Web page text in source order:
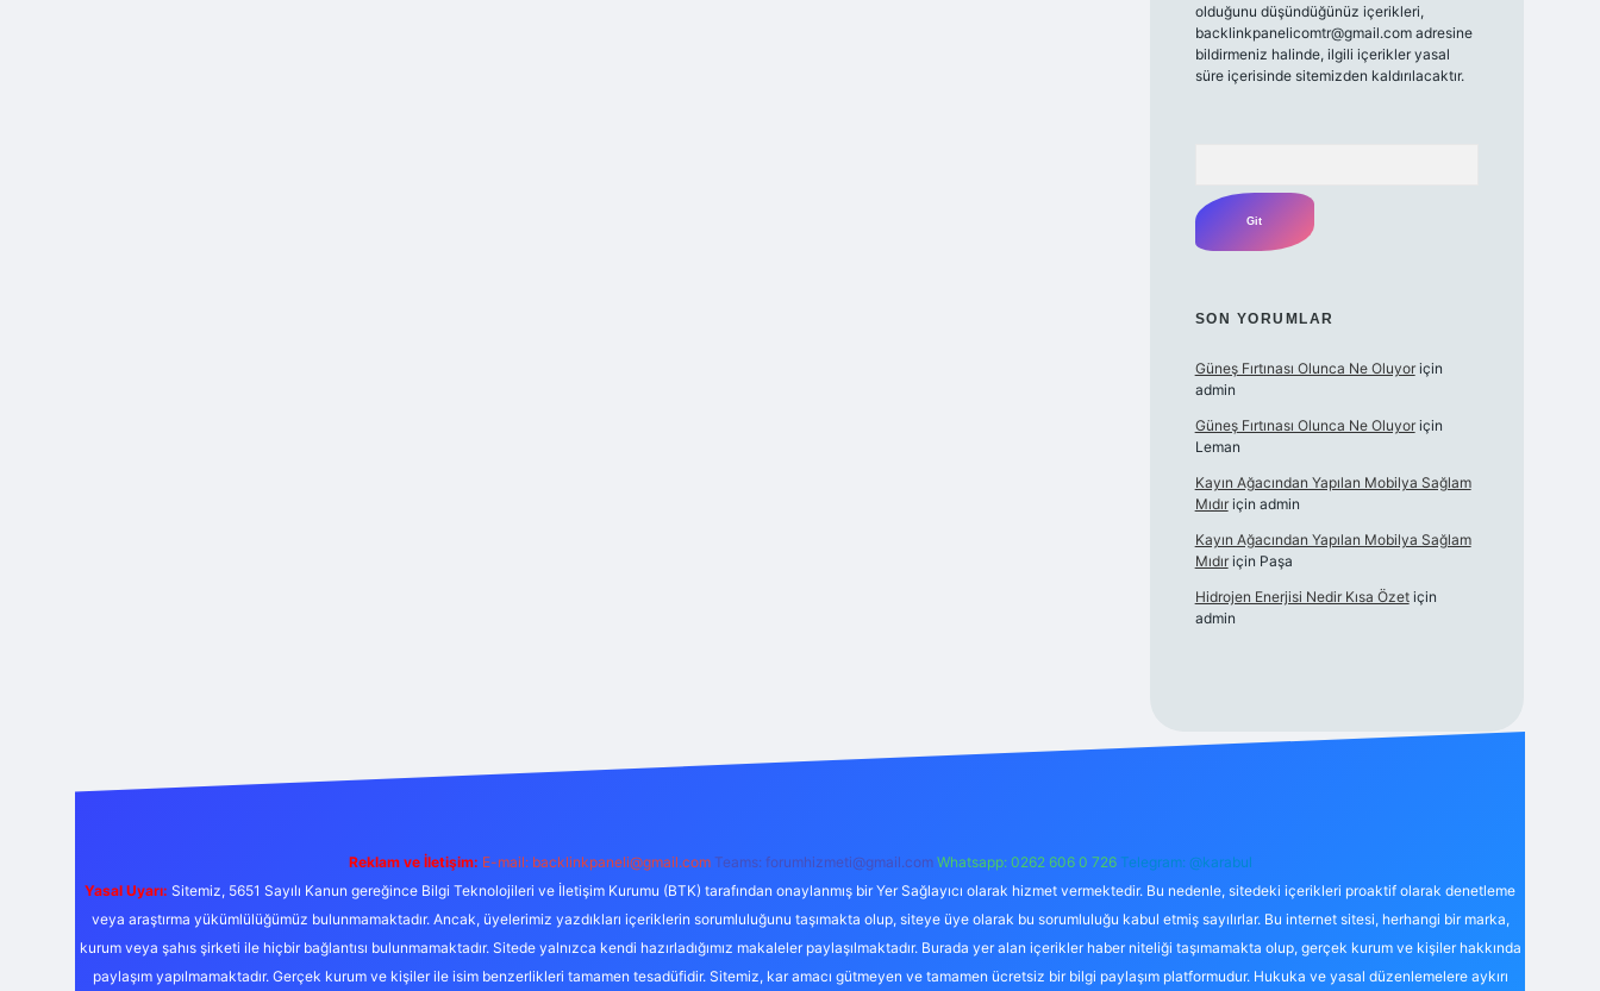
olduğunu düşündüğünüz içerikleri,
backlinkpanelicomtr@gmail.comadresine
bildirmeniz halinde, ilgili içerikler yasal
süre içerisinde sitemizden kaldırılacaktır.
SON YORUMLAR
Güneş Fırtınası Olunca Ne Oluyoriçin
admin
Güneş Fırtınası Olunca Ne Oluyoriçin
Leman
Kayın Ağacından Yapılan Mobilya Sağlam
Mıdıriçin admin
Kayın Ağacından Yapılan Mobilya Sağlam
Mıdıriçin Paşa
Hidrojen Enerjisi Nedir Kısa Özetiçin
admin
Reklam ve İletişim: E-mail: backlinkpaneli@gmail.com Teams: forumhizmeti@gmail.com Whatsapp: 0262 606 0 726 Telegram: @karabul
Yasal Uyarı: Sitemiz, 5651 Sayılı Kanun gereğince Bilgi Teknolojileri ve İletişim Kurumu (BTK) tarafından onaylanmış bir Yer Sağlayıcı olarak hizmet vermektedir. Bu nedenle, sitedeki içerikleri proaktif olarak denetleme
veya araştırma yükümlülüğümüz bulunmamaktadır. Ancak, üyelerimiz yazdıkları içeriklerin sorumluluğunu taşımakta olup, siteye üye olarak bu sorumluluğu kabul etmiş sayılırlar. Bu internet sitesi, herhangi bir marka,
kurum veya şahıs şirketi ile hiçbir bağlantısı bulunmamaktadır. Sitede yalnızca kendi hazırladığımız makaleler paylaşılmaktadır. Burada yer alan içerikler haber niteliği taşımamakta olup, gerçek kurum ve kişiler hakkında
paylaşım yapılmamaktadır. Gerçek kurum ve kişiler ile isim benzerlikleri tamamen tesadüfidir. Sitemiz, kar amacı gütmeyen ve tamamen ücretsiz bir bilgi paylaşım platformudur. Hukuka ve yasal düzenlemelere aykırı